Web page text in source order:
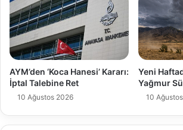
AYM’den ‘Koca Hanesi’ Kararı:
İptal Talebine Ret
10 Ağustos 2026
Yeni
Yağmur
10